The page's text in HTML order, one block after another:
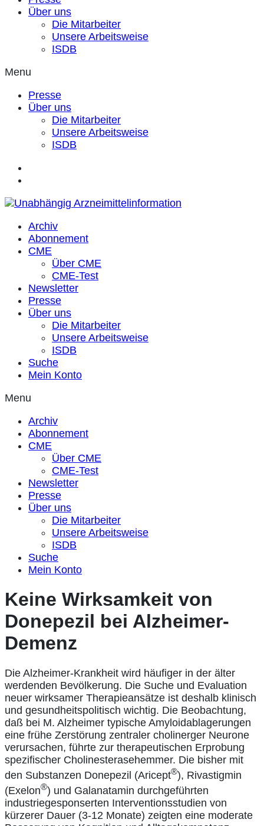
Über uns
Die Mitarbeiter
Unsere Arbeitsweise
ISDB
Menu
Presse
Über uns
Die Mitarbeiter
Unsere Arbeitsweise
ISDB
Archiv
Abonnement
CME
Über CME
CME-Test
Newsletter
Presse
Über uns
Die Mitarbeiter
Unsere Arbeitsweise
ISDB
Suche
Mein Konto
Menu
Archiv
Abonnement
CME
Über CME
CME-Test
Newsletter
Presse
Über uns
Die Mitarbeiter
Unsere Arbeitsweise
ISDB
Suche
Mein Konto
Keine Wirksamkeit von
Donepezil bei Alzheimer-
Demenz
Die Alzheimer-Krankheit wird häufiger in der älter
werdenden Bevölkerung. Die Suche und Evaluation
neuer wirksamer Therapieansätze ist deshalb klinisch
und gesundheitspolitisch wichtig. Die Beobachtung,
daß bei M. Alzheimer typische Amyloidablagerungen
eine frühe Zerstörung zentraler cholinerger Neurone
verursachen, führte zur therapeutischen Erprobung
spezifischer Cholinesterasehemmer. Die bisher mit
den Substanzen Donepezil (Aricept®), Rivastigmin
(Exelon®) und Galanatamin durchgeführten
industriegesponserten Interventionsstudien von
kürzerer Dauer (3-12 Monate) zeigten eine moderate